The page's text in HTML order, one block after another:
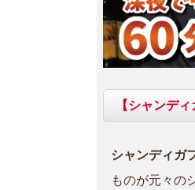
【シャンディ
シャンディガ
ものが元々の